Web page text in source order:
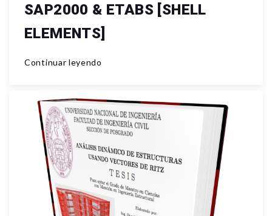
SAP2000 & ETABS [SHELL
ELEMENTS]
Continuar leyendo